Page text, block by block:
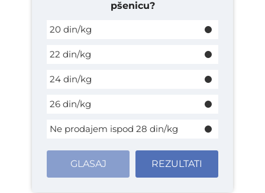
pšenicu?
20 din/kg
22 din/kg
24 din/kg
26 din/kg
Ne prodajem ispod 28 din/kg
GLASAJ REZULTATI